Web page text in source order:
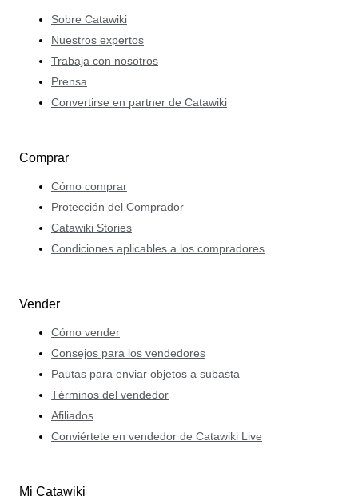
Sobre Catawiki
Nuestros expertos
Trabaja con nosotros
Prensa
Convertirse en partner de Catawiki
Comprar
Cómo comprar
Protección del Comprador
Catawiki Stories
Condiciones aplicables a los compradores
Vender
Cómo vender
Consejos para los vendedores
Pautas para enviar objetos a subasta
Términos del vendedor
Afiliados
Conviértete en vendedor de Catawiki Live
Mi Catawiki